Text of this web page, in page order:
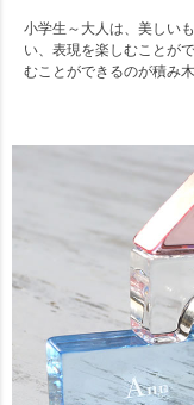
小学生～大人は、美しい
い、表現を楽しむことが
むことができるのが積み木